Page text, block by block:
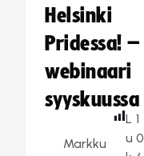
Helsinki
Pridessa! –
webinaari
syyskuussa
Markku
L
u
1
0